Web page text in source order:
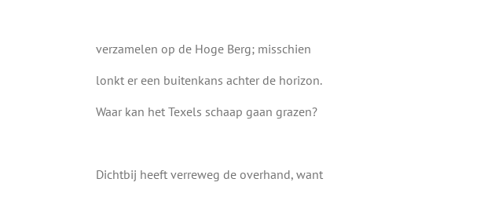
verzamelen op de Hoge Berg; misschien
lonkt er een buitenkans achter de horizon.
Waar kan het Texels schaap gaan grazen?
Dichtbij heeft verreweg de overhand, want